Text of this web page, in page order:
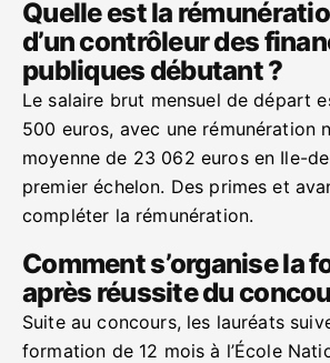
Quelle est la
d’un contrôleur des
publiques débutant ?
Le salaire brut mensuel de départ
500 euros, avec une rémunération
moyenne de 23 062 euros en Ile-
premier échelon. Des primes et
compléter la rémunération.
Comment s’organise la
après réussite du
Suite au concours, les lauréats
formation de 12 mois à l’École